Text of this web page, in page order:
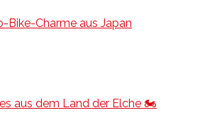
Charme aus Japan
aus dem Land der Elche 🏍️